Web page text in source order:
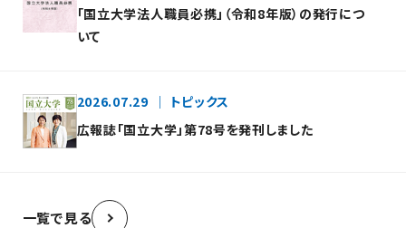
「国立大学法人職員必携」（令和8年版）の発行につ
いて
2026.07.29
トピックス
広報誌「国立大学」第78号を発刊しました
一覧で見る